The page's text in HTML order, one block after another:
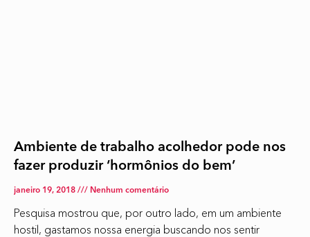
Ambiente de trabalho acolhedor pode nos
fazer produzir ‘hormônios do bem’
janeiro 19, 2018 Nenhum comentário
Pesquisa mostrou que, por outro lado, em um ambiente
hostil, gastamos nossa energia buscando nos sentir